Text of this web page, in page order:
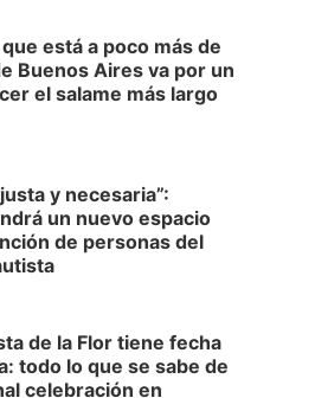
está a poco más de
Buenos Aires va por un
el salame más largo
y necesaria”:
un nuevo espacio
de personas del
de la Flor tiene fecha
todo lo que se sabe de
celebración en